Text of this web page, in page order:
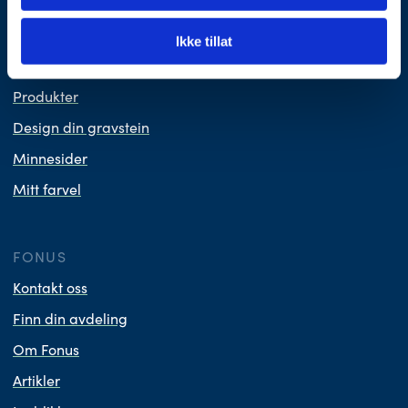
Ikke tillat
Planlegg begravelse
Våre priser
Produkter
Design din gravstein
Minnesider
Mitt farvel
FONUS
Kontakt oss
Finn din avdeling
Om Fonus
Artikler